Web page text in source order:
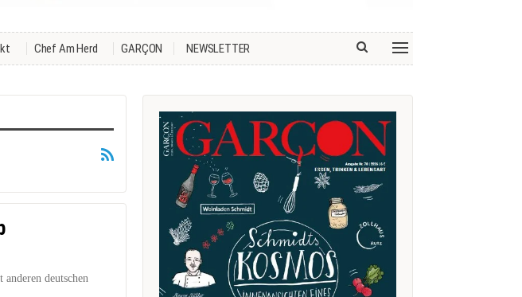
Chef Am Herd GARÇON NEWSLETTER
deutschen